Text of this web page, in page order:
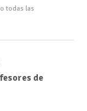
todas las
de